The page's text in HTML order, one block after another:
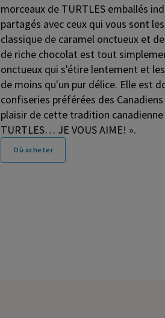
morceaux de TURTLES emballés
partagés avec ceux qui vous sont
classique de caramel onctueux et
de riche chocolat est tout
onctueux qui s'étire lentement et
de moins qu'un pur délice. Elle est
confiseries préférées des
plaisir de cette tradition
TURTLES… JE VOUS AIME! ».
Où acheter